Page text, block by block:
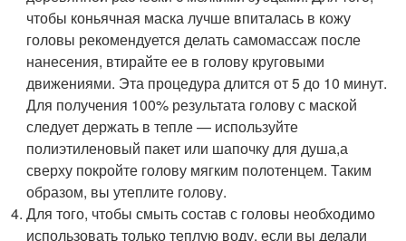
чтобы коньячная маска лучше впиталась в кожу
головы рекомендуется делать самомассаж после
нанесения, втирайте ее в голову круговыми
движениями. Эта процедура длится от 5 до 10 минут.
Для получения 100% результата голову с маской
следует держать в тепле — используйте
полиэтиленовый пакет или шапочку для душа,а
сверху покройте голову мягким полотенцем. Таким
образом, вы утеплите голову.
Для того, чтобы смыть состав с головы необходимо
использовать только теплую воду, если вы делали